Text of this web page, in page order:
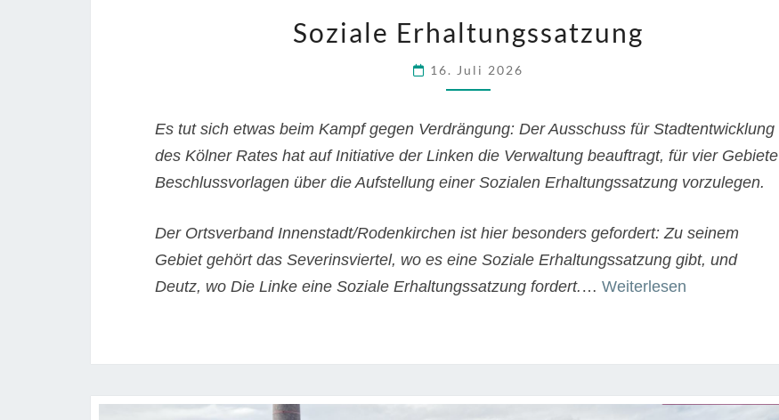
ERHALTUNGSSATZUNG
Soziale Erhaltungssatzung
16. Juli 2026
Es tut sich etwas beim Kampf gegen Verdrängung: Der Ausschuss für Stadtentwicklung
des Kölner Rates hat auf Initiative der Linken die Verwaltung beauftragt, für vier Gebiete
Beschlussvorlagen über die Aufstellung einer Sozialen Erhaltungssatzung vorzulegen.
Der Ortsverband Innenstadt/Rodenkirchen ist hier besonders gefordert: Zu seinem
Gebiet gehört das Severinsviertel, wo es eine Soziale Erhaltungssatzung gibt, und
Deutz, wo Die Linke eine Soziale Erhaltungssatzung fordert. … Weiterlesen